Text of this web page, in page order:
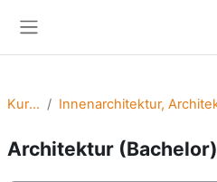
Kurse
Architektur (Bachelor)